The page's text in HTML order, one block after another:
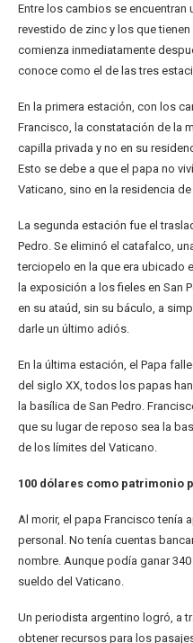
Entre los cambios se encuentran
revestido de zinc y los que
comienza inmediatamente
conoce como el de las tres
En la primera estación, con los
Francisco, la constatación de la
capilla privada y no en su
Esto se debe a que el papa no
Vaticano, sino en la residencia
La segunda estación fue el
Pedro. Se eliminó el catafalco,
terciopelo en la que era ubicado
la exposición a los fieles en San
en su ataúd, sin su báculo, a
darle un último adiós.
En la última estación, el Papa
del siglo XX, todos los papas
la basílica de San Pedro.
que su lugar de reposo sea la
de los límites del Vaticano.
100 dólares como patrimonio
Al morir, el papa Francisco tenía
personal. No tenía cuentas
nombre. Aunque podía ganar
sueldo del Vaticano.
Un periodista argentino logró, a
obtener recursos para los